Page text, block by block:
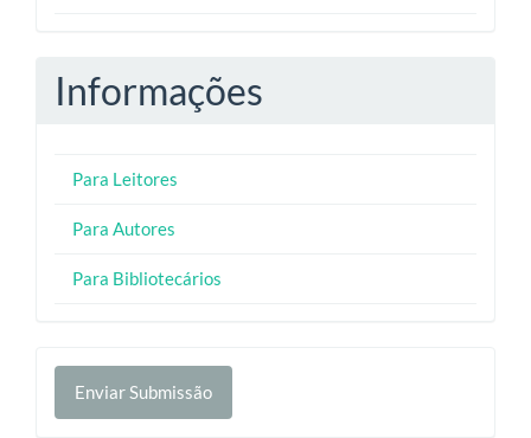
Informações
Para Leitores
Para Autores
Para Bibliotecários
Enviar
Submissão
Enviar Submissão